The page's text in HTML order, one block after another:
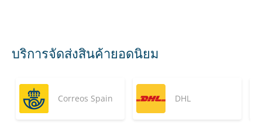
บริการจัดส่งสินค้ายอดนิยม
Correos Spain DHL